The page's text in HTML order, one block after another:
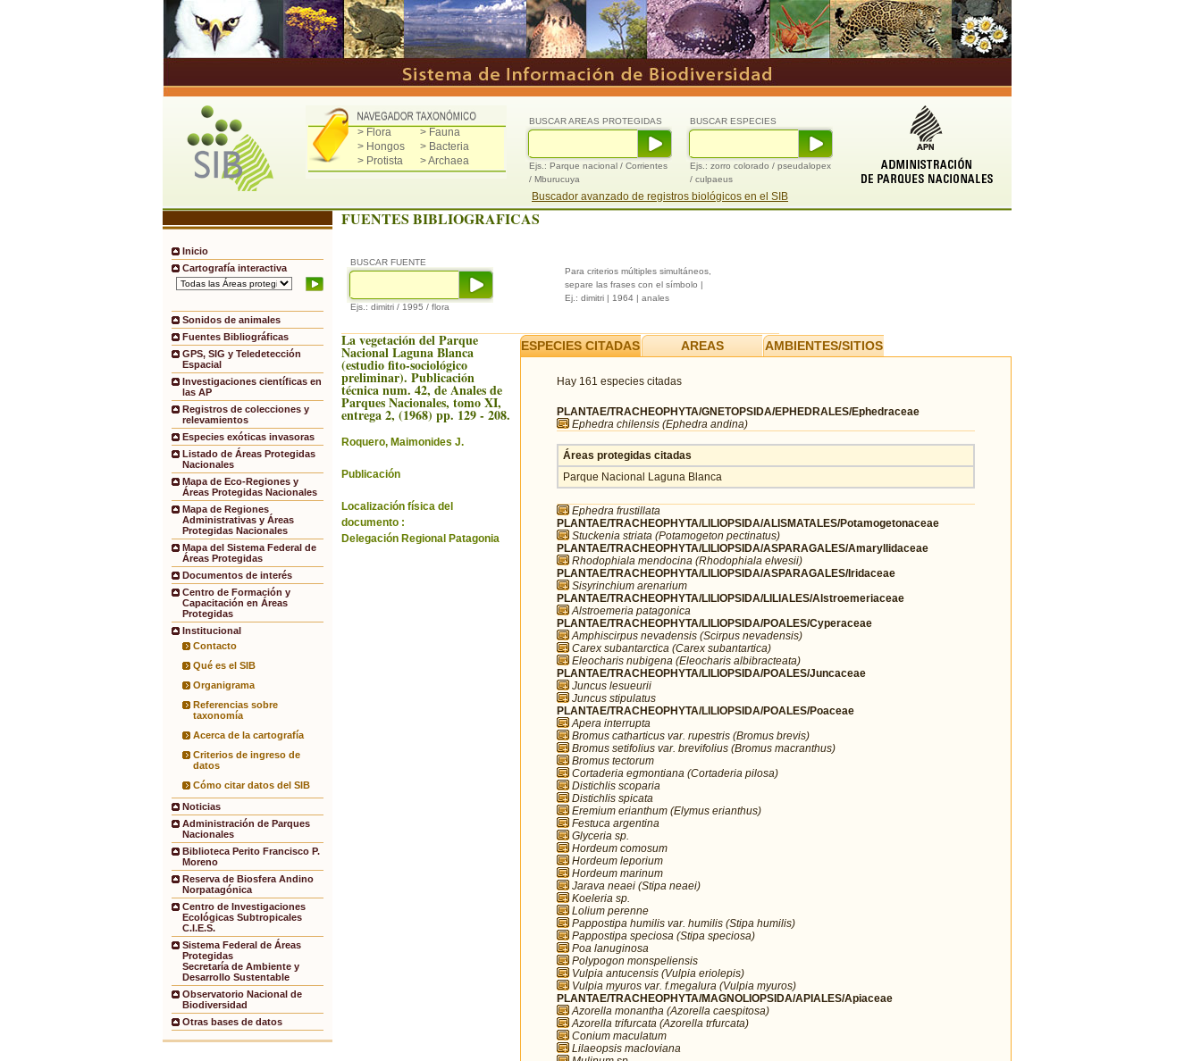
> Flora
> Fauna
> Hongos
> Bacteria
> Protista
> Archaea
BUSCAR ESPECIES
Ejs.: zorro colorado / pseudalopex
/ culpaeus
BUSCAR AREAS PROTEGIDAS
Ejs.: Parque nacional / Corrientes
/ Mburucuya
Buscador avanzado de registros biológicos en el SIB
Inicio
Cartografía interactiva
Sonidos de animales
Fuentes Bibliográficas
GPS, SIG y Teledetección
Espacial
Investigaciones científicas en
las AP
Registros de colecciones y
relevamientos
Especies exóticas invasoras
Listado de Áreas Protegidas
Nacionales
Mapa de Eco-Regiones y
Áreas Protegidas Nacionales
Mapa de Regiones
Administrativas y Áreas
Protegidas Nacionales
Mapa del Sistema Federal de
Áreas Protegidas
Documentos de interés
Centro de Formación y
Capacitación en Áreas
Protegidas
Institucional
Contacto
Qué es el SIB
Organigrama
Referencias sobre
taxonomía
Acerca de la cartografía
Criterios de ingreso de
datos
Cómo citar datos del SIB
Noticias
Administración de Parques
Nacionales
Biblioteca Perito Francisco P.
Moreno
Reserva de Biosfera Andino
Norpatagónica
Centro de Investigaciones
Ecológicas Subtropicales
C.I.E.S.
Sistema Federal de Áreas
Protegidas
Secretaría de Ambiente y
Desarrollo Sustentable
Observatorio Nacional de
Biodiversidad
Otras bases de datos
FUENTES BIBLIOGRAFICAS
BUSCAR FUENTE
Ejs.: dimitri / 1995 / flora
Para criterios múltiples simultáneos,
separe las frases con el símbolo |
Ej.: dimitri | 1964 | anales
La vegetación del Parque
Nacional Laguna Blanca
(estudio fito-sociológico
preliminar). Publicación
técnica num. 42, de Anales de
Parques Nacionales, tomo XI,
entrega 2, (1968) pp. 129 - 208.
Roquero, Maimonides J.
Publicación
Localización física del
documento :
Delegación Regional Patagonia
ESPECIES CITADAS AREAS AMBIENTES/SITIOS
Hay 161 especies citadas
PLANTAE/TRACHEOPHYTA/GNETOPSIDA/EPHEDRALES/Ephedraceae
Ephedra chilensis (Ephedra andina)
Áreas protegidas citadas
Parque Nacional Laguna Blanca
Ephedra frustillata
PLANTAE/TRACHEOPHYTA/LILIOPSIDA/ALISMATALES/Potamogetonaceae
Stuckenia striata (Potamogeton pectinatus)
PLANTAE/TRACHEOPHYTA/LILIOPSIDA/ASPARAGALES/Amaryllidaceae
Rhodophiala mendocina (Rhodophiala elwesii)
PLANTAE/TRACHEOPHYTA/LILIOPSIDA/ASPARAGALES/Iridaceae
Sisyrinchium arenarium
PLANTAE/TRACHEOPHYTA/LILIOPSIDA/LILIALES/Alstroemeriaceae
Alstroemeria patagonica
PLANTAE/TRACHEOPHYTA/LILIOPSIDA/POALES/Cyperaceae
Amphiscirpus nevadensis (Scirpus nevadensis)
Carex subantarctica (Carex subantartica)
Eleocharis nubigena (Eleocharis albibracteata)
PLANTAE/TRACHEOPHYTA/LILIOPSIDA/POALES/Juncaceae
Juncus lesueurii
Juncus stipulatus
PLANTAE/TRACHEOPHYTA/LILIOPSIDA/POALES/Poaceae
Apera interrupta
Bromus catharticus var. rupestris (Bromus brevis)
Bromus setifolius var. brevifolius (Bromus macranthus)
Bromus tectorum
Cortaderia egmontiana (Cortaderia pilosa)
Distichlis scoparia
Distichlis spicata
Eremium erianthum (Elymus erianthus)
Festuca argentina
Glyceria sp.
Hordeum comosum
Hordeum leporium
Hordeum marinum
Jarava neaei (Stipa neaei)
Koeleria sp.
Lolium perenne
Pappostipa humilis var. humilis (Stipa humilis)
Pappostipa speciosa (Stipa speciosa)
Poa lanuginosa
Polypogon monspeliensis
Vulpia antucensis (Vulpia eriolepis)
Vulpia myuros var. f.megalura (Vulpia myuros)
PLANTAE/TRACHEOPHYTA/MAGNOLIOPSIDA/APIALES/Apiaceae
Azorella monantha (Azorella caespitosa)
Azorella trifurcata (Azorella trfurcata)
Conium maculatum
Lilaeopsis macloviana